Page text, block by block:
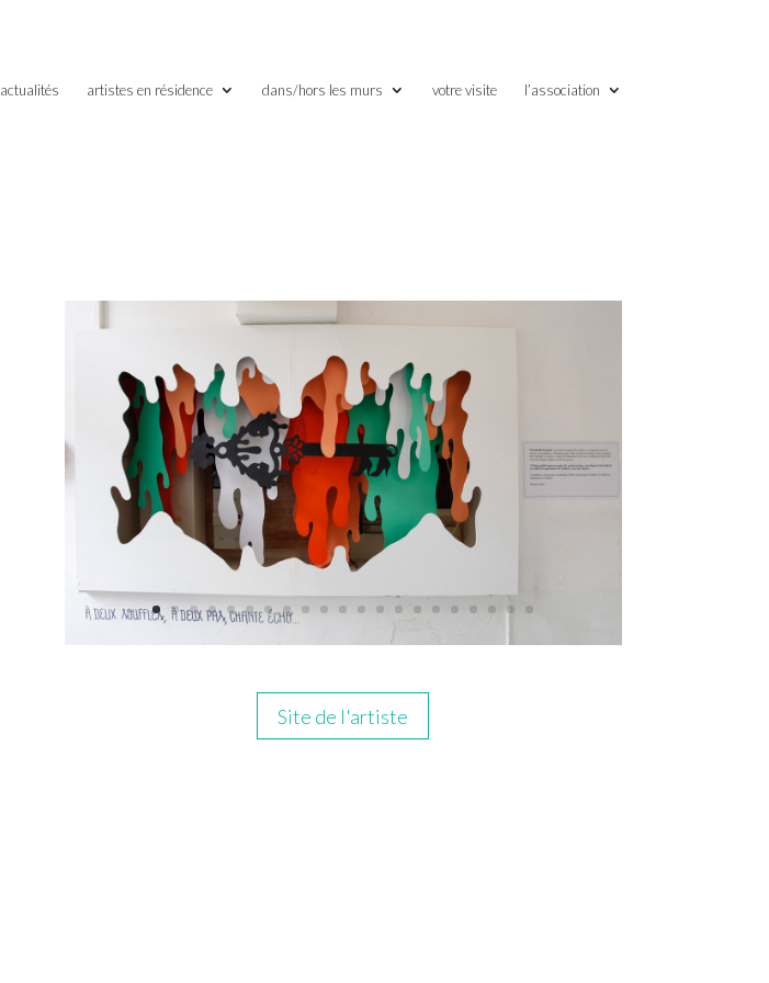
actualités artistes en résidence dans/hors les murs votre visite l’association
Site de l'artiste